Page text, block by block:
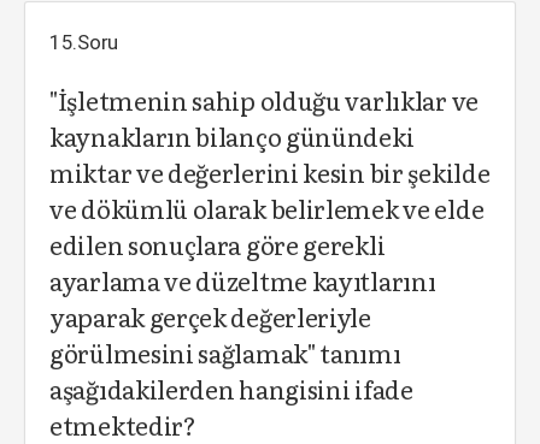
15.Soru
"İşletmenin sahip olduğu varlıklar ve
kaynakların bilanço günündeki
miktar ve değerlerini kesin bir şekilde
ve dökümlü olarak belirlemek ve elde
edilen sonuçlara göre gerekli
ayarlama ve düzeltme kayıtlarını
yaparak gerçek değerleriyle
görülmesini sağlamak" tanımı
aşağıdakilerden hangisini ifade
etmektedir?